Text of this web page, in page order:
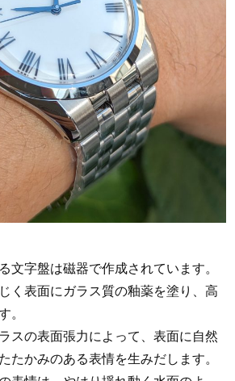
文字盤は磁器で作成されています。
く表面にガラス質の釉薬を塗り、高
。
スの表面張力によって、表面に自然
たかみのある表情を生みだします。